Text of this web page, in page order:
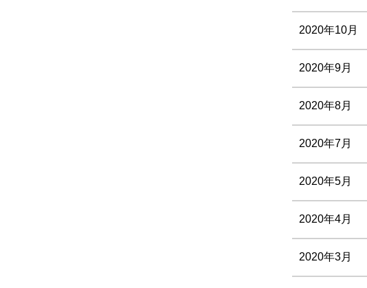
2020年10月
2020年9月
2020年8月
2020年7月
2020年5月
2020年4月
2020年3月